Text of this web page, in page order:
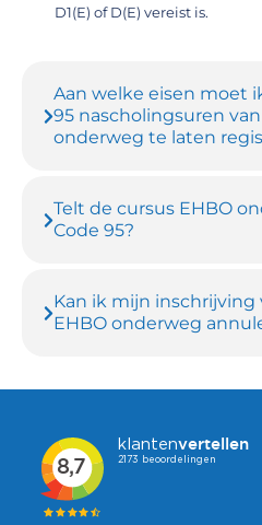
D1(E) of D(E) vereist is.
Aan welke eisen moet
95 nascholingsuren
onderweg te laten
Telt de cursus EHBO
Code 95?
Kan ik mijn inschrijving
EHBO onderweg